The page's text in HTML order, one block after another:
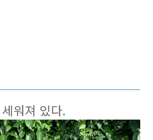
워져 있다.